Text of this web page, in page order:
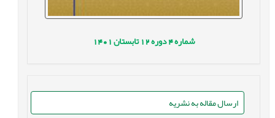
شماره4 دوره12 تابستان1401
ارسال مقاله به نشریه